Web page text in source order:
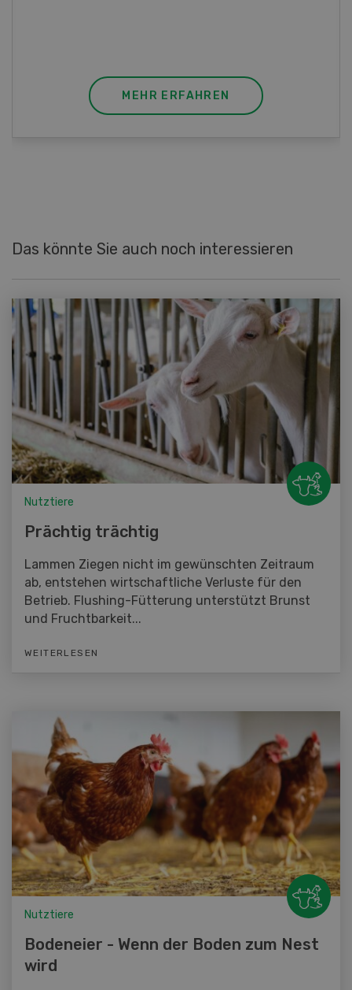
MEHR ERFAHREN
Das könnte Sie auch noch interessieren
Nutztiere
Prächtig trächtig
Lammen Ziegen nicht im gewünschten Zeitraum
ab, entstehen wirtschaftliche Verluste für den
Betrieb. Flushing-Fütterung unterstützt Brunst
und Fruchtbarkeit...
WEITERLESEN
Nutztiere
Bodeneier - Wenn der Boden zum Nest
wird